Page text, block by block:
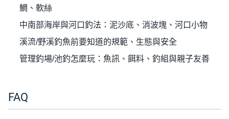
鯛、軟絲
中南部海岸與河口釣法：泥沙底、消波塊、河口小物
溪流/野溪釣魚前要知道的規範、生態與安全
管理釣場/池釣怎麼玩：魚訊、餌料、釣組與親子友善
FAQ